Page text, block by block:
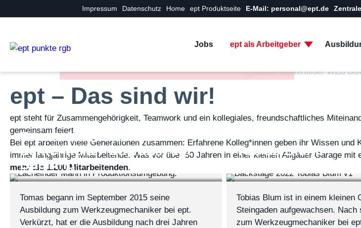
Impressum Datenschutz Home ept Produktseite E-Mail: personal@ept.de
Jobs ept als Arbeitgeber
ept Mitarbeiterportraits
ept – Das sind wir!
ept steht für Zusammengehörigkeit, Teamwork und ein kollegiales, freundschaftliches
gemeinsam feiert.
Bei ept arbeiten viele Generationen zusammen: Erfahrene Kolleg*innen geben ihr Wissen
immer langjährige Mitarbeitende. Was vor über 50 Jahren in einer kleinen Allgäuer Garage mit
mehr als 1.200 Mitarbeitenden.
Tomas Kalinowski:
Schichtleiter Galvanik ept
Buching
Tomas begann im September 2015 seine
Ausbildung zum Werkzeugmechaniker bei ept.
Verkürzt, hat er die Ausbildung nach drei Jahren
Tobias Blum:
Ausbildungsleiter
Tobias Blum ist in einem kleinen
Steingaden aufgewachsen. Nach
zum Werkzeugmechaniker bei